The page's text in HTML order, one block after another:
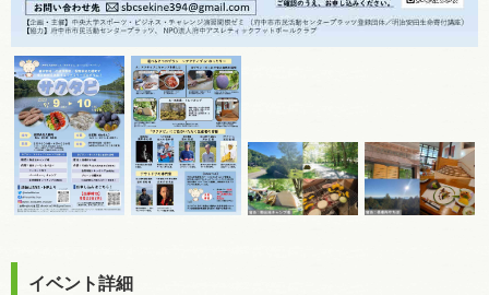
イベント詳細